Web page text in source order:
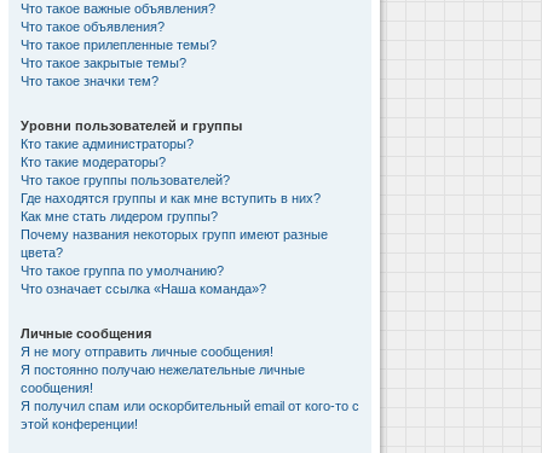
Что такое важные объявления?
Что такое объявления?
Что такое прилепленные темы?
Что такое закрытые темы?
Что такое значки тем?
Уровни пользователей и группы
Кто такие администраторы?
Кто такие модераторы?
Что такое группы пользователей?
Где находятся группы и как мне вступить в них?
Как мне стать лидером группы?
Почему названия некоторых групп имеют разные
цвета?
Что такое группа по умолчанию?
Что означает ссылка «Наша команда»?
Личные сообщения
Я не могу отправить личные сообщения!
Я постоянно получаю нежелательные личные
сообщения!
Я получил спам или оскорбительный email от кого-то с
этой конференции!